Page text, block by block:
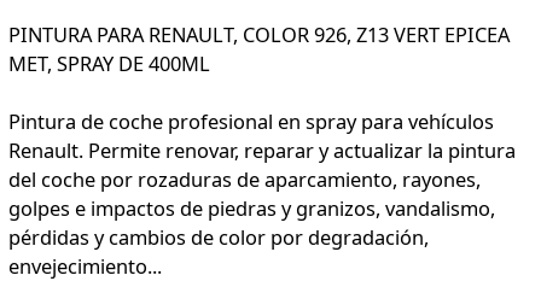
PINTURA PARA RENAULT, COLOR 926, Z13 VERT EPICEA
MET, SPRAY DE 400ML
Pintura de coche profesional en spray para vehículos
Renault. Permite renovar, reparar y actualizar la pintura
del coche por rozaduras de aparcamiento, rayones,
golpes e impactos de piedras y granizos, vandalismo,
pérdidas y cambios de color por degradación,
envejecimiento...